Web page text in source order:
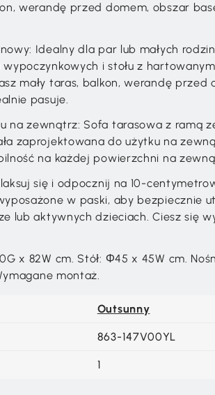
werandę przed domem, obszar
Idealny dla par lub małych
i stołu z
mały taras, balkon, werandę przed
pasuje.
na zewnątrz: Sofa tarasowa z ramą
zaprojektowana do użytku na
na każdej powierzchni na
się i odpocznij na 10-
w paski, aby bezpiecznie
lub aktywnych dzieciach. Ciesz się
x 82W cm. Stół: Φ45 x 45W cm.
montaż.
Outsunny
863-147V00YL
1